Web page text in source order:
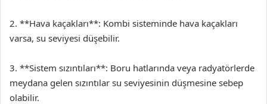
2. **Hava kaçakları**: Kombi sisteminde hava kaçakları
varsa, su seviyesi düşebilir.
3. **Sistem sızıntıları**: Boru hatlarında veya radyatörlerde
meydana gelen sızıntılar su seviyesinin düşmesine sebep
olabilir.